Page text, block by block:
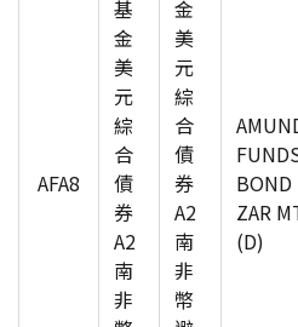
AFA8
基
金
美
元
綜
合
債
券
A2
南
非
金
美
元
綜
合
債
券
A2
南
非
幣
BOND
ZAR
(D)